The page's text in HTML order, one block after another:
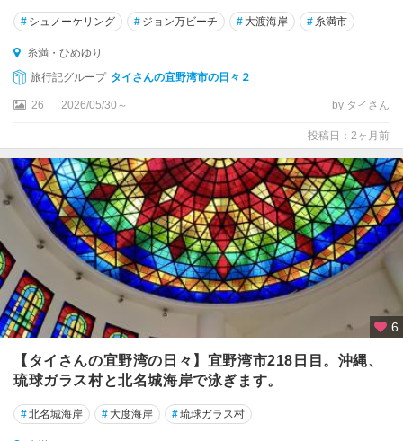
# シュノーケリング # ジョン万ビーチ # 大渡海岸 # 糸満市
糸満・ひめゆり
旅行記グループ タイさんの宜野湾市の日々２
26 2026/05/30～ by タイさん
投稿日：2ヶ月前
6
【タイさんの宜野湾の日々】宜野湾市218日目。沖縄、
琉球ガラス村と北名城海岸で泳ぎます。
#北名城海岸 # 大度海岸 #琉球ガラス村